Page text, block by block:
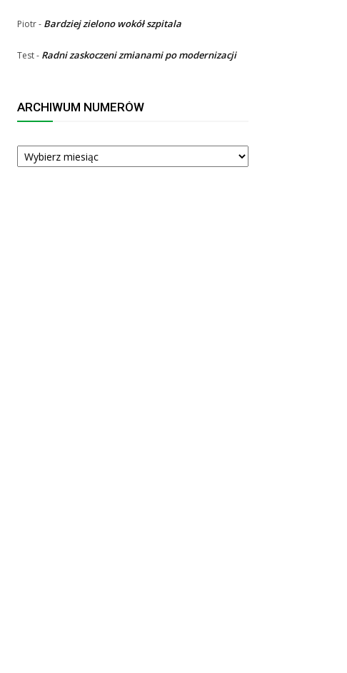
Piotr- Bardziej zielono wokół szpitala
Test- Radni zaskoczeni zmianami po modernizacji
ARCHIWUM NUMERÓW
ARCHIWUM
NUMERÓW